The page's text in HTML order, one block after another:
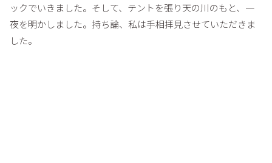
ックでいきました。そして、テントを張り天の川のもと、一
夜を明かしました。持ち論、私は手相拝見させていただきま
した。